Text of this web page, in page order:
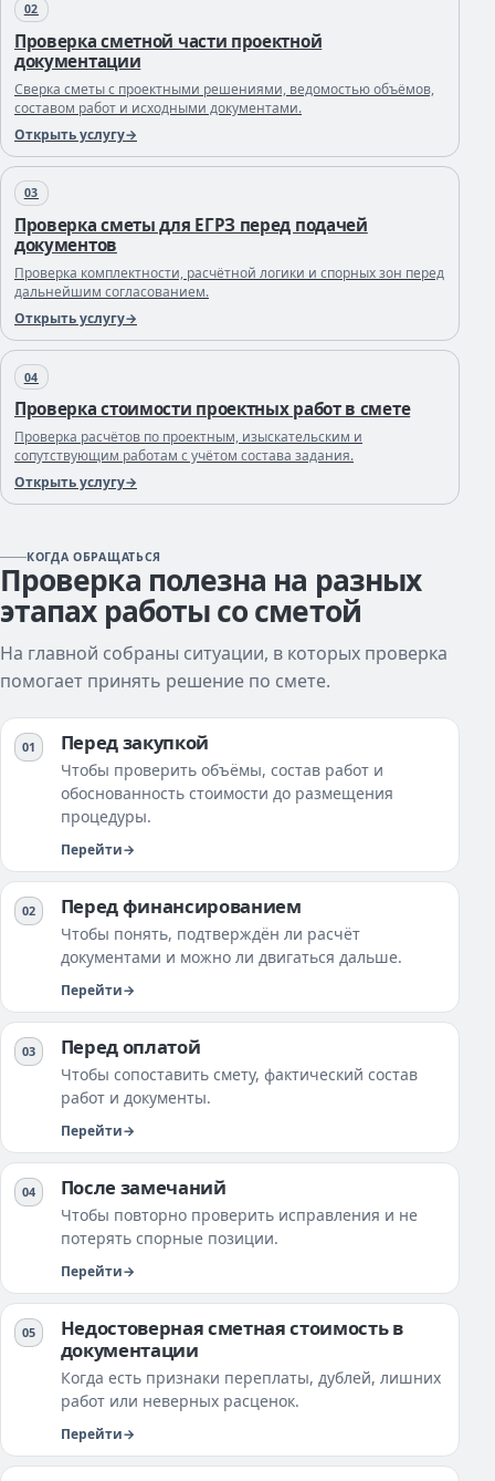
02
Проверка сметной части проектной
документации
Сверка сметы с проектными решениями, ведомостью объёмов,
составом работ и исходными документами.
Открыть услугу
03
Проверка сметы для ЕГРЗ перед подачей
документов
Проверка комплектности, расчётной логики и спорных зон перед
дальнейшим согласованием.
Открыть услугу
04
Проверка стоимости проектных работ в смете
Проверка расчётов по проектным, изыскательским и
сопутствующим работам с учётом состава задания.
Открыть услугу
КОГДА ОБРАЩАТЬСЯ
Проверка полезна на разных
этапах работы со сметой
На главной собраны ситуации, в которых проверка
помогает принять решение по смете.
Перед закупкой
Чтобы проверить объёмы, состав работ и
обоснованность стоимости до размещения
процедуры.
Перейти
Перед финансированием
Чтобы понять, подтверждён ли расчёт
документами и можно ли двигаться дальше.
Перейти
Перед оплатой
Чтобы сопоставить смету, фактический состав
работ и документы.
Перейти
После замечаний
Чтобы повторно проверить исправления и не
потерять спорные позиции.
Перейти
Недостоверная сметная стоимость в
документации
Когда есть признаки переплаты, дублей, лишних
работ или неверных расценок.
Перейти